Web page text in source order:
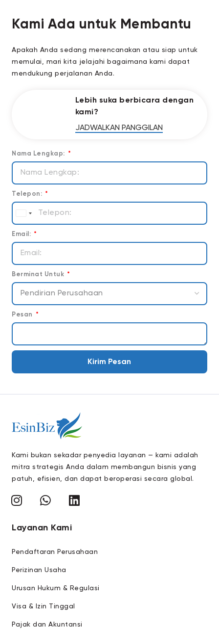
Kami Ada untuk Membantu
Apakah Anda sedang merencanakan atau siap untuk
memulai, mari kita jelajahi bagaimana kami dapat
mendukung perjalanan Anda.
Lebih suka berbicara dengan
kami?
JADWALKAN PANGGILAN
Nama Lengkap:
Telepon:
Indonesia
Email:
Berminat Untuk
Pesan
Kirim Pesan
Kami bukan sekadar penyedia layanan — kami adalah
mitra strategis Anda dalam membangun bisnis yang
patuh, efisien, dan dapat beroperasi secara global.
Layanan Kami
Pendaftaran Perusahaan
Perizinan Usaha
Urusan Hukum & Regulasi
Visa & Izin Tinggal
Pajak dan Akuntansi